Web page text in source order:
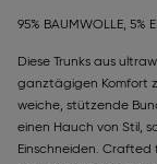
95% BAUMWOLLE, 5%
Diese Trunks aus
ganztägigen Komfort
weiche, stützende
einen Hauch von Stil,
Einschneiden. Crafted